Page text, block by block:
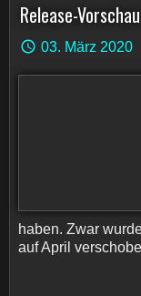
Release-
03. März 2020
haben. Zwar
auf April